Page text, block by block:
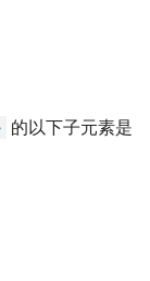
的以下子元素是